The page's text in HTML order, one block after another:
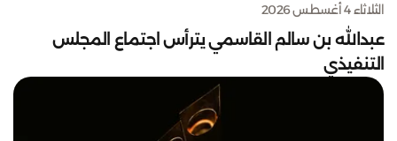
الثلاثاء 4 أغسطس 2026
عبدالله بن سالم القاسمي يترأس اجتماع المجلس
التنفيذي